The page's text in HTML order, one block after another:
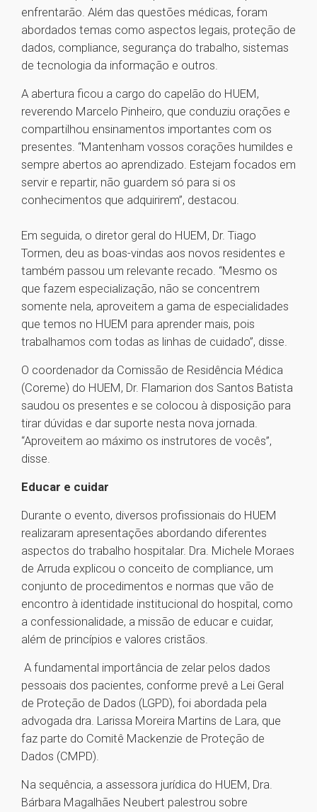
enfrentarão. Além das questões médicas, foram
abordados temas como aspectos legais, proteção de
dados, compliance, segurança do trabalho, sistemas
de tecnologia da informação e outros.
A abertura ficou a cargo do capelão do HUEM,
reverendo Marcelo Pinheiro, que conduziu orações e
compartilhou ensinamentos importantes com os
presentes. “Mantenham vossos corações humildes e
sempre abertos ao aprendizado. Estejam focados em
servir e repartir, não guardem só para si os
conhecimentos que adquirirem”, destacou.
Em seguida, o diretor geral do HUEM, Dr. Tiago
Tormen, deu as boas-vindas aos novos residentes e
também passou um relevante recado. “Mesmo os
que fazem especialização, não se concentrem
somente nela, aproveitem a gama de especialidades
que temos no HUEM para aprender mais, pois
trabalhamos com todas as linhas de cuidado”, disse.
O coordenador da Comissão de Residência Médica
(Coreme) do HUEM, Dr. Flamarion dos Santos Batista
saudou os presentes e se colocou à disposição para
tirar dúvidas e dar suporte nesta nova jornada.
“Aproveitem ao máximo os instrutores de vocês”,
disse.
Educar e cuidar
Durante o evento, diversos profissionais do HUEM
realizaram apresentações abordando diferentes
aspectos do trabalho hospitalar. Dra. Michele Moraes
de Arruda explicou o conceito de compliance, um
conjunto de procedimentos e normas que vão de
encontro à identidade institucional do hospital, como
a confessionalidade, a missão de educar e cuidar,
além de princípios e valores cristãos.
A fundamental importância de zelar pelos dados
pessoais dos pacientes, conforme prevê a Lei Geral
de Proteção de Dados (LGPD), foi abordada pela
advogada dra. Larissa Moreira Martins de Lara, que
faz parte do Comitê Mackenzie de Proteção de
Dados (CMPD).
Na sequência, a assessora jurídica do HUEM, Dra.
Bárbara Magalhães Neubert palestrou sobre